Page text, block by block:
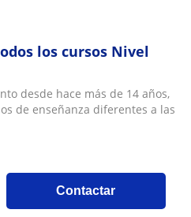
los cursos Nivel
desde hace más de 14 años,
de enseñanza diferentes a las
Contactar